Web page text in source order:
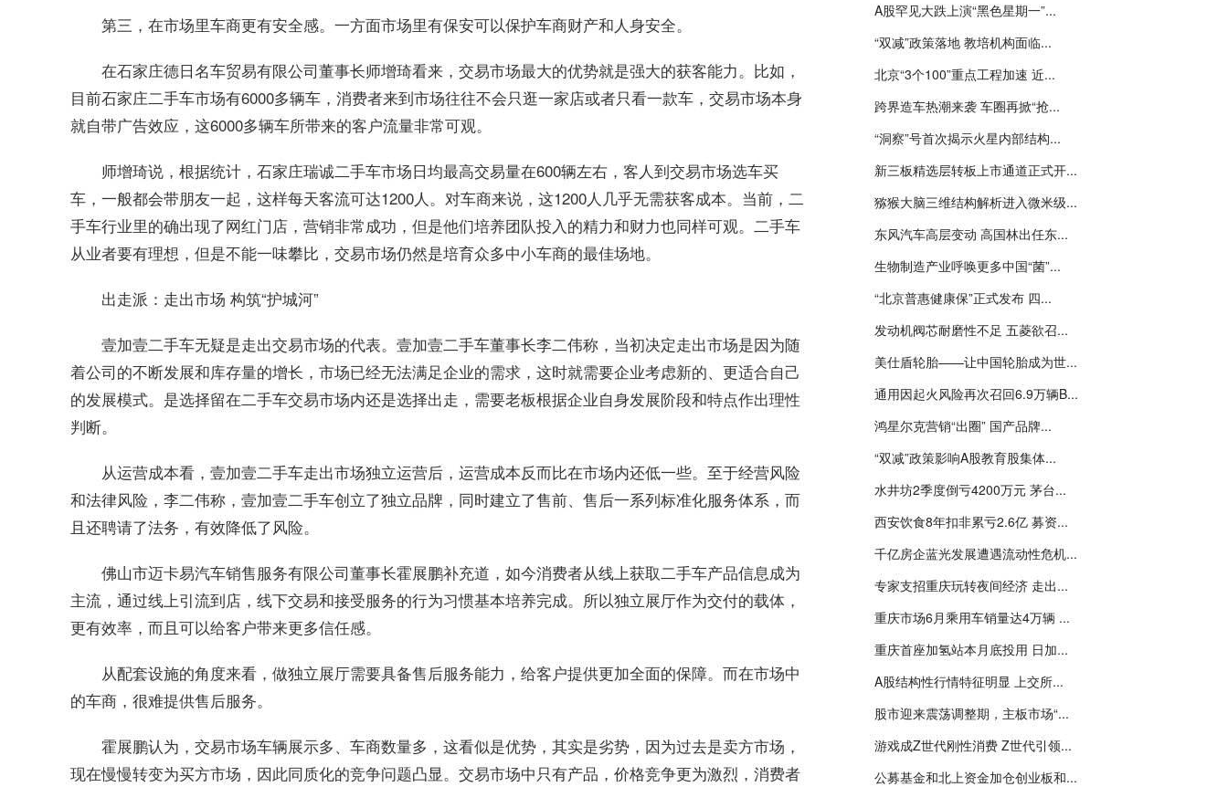
第三，在市场里车商更有安全感。一方面市场里有保安可以保护车商财产和人身安全。
在石家庄德日名车贸易有限公司董事长师增琦看来，交易市场最大的优势就是强大的获客能力。比如，
目前石家庄二手车市场有6000多辆车，消费者来到市场往往不会只逛一家店或者只看一款车，交易市场本身
就自带广告效应，这6000多辆车所带来的客户流量非常可观。
师增琦说，根据统计，石家庄瑞诚二手车市场日均最高交易量在600辆左右，客人到交易市场选车买
车，一般都会带朋友一起，这样每天客流可达1200人。对车商来说，这1200人几乎无需获客成本。当前，二
手车行业里的确出现了网红门店，营销非常成功，但是他们培养团队投入的精力和财力也同样可观。二手车
从业者要有理想，但是不能一味攀比，交易市场仍然是培育众多中小车商的最佳场地。
出走派：走出市场 构筑“护城河”
壹加壹二手车无疑是走出交易市场的代表。壹加壹二手车董事长李二伟称，当初决定走出市场是因为随
着公司的不断发展和库存量的增长，市场已经无法满足企业的需求，这时就需要企业考虑新的、更适合自己
的发展模式。是选择留在二手车交易市场内还是选择出走，需要老板根据企业自身发展阶段和特点作出理性
判断。
从运营成本看，壹加壹二手车走出市场独立运营后，运营成本反而比在市场内还低一些。至于经营风险
和法律风险，李二伟称，壹加壹二手车创立了独立品牌，同时建立了售前、售后一系列标准化服务体系，而
且还聘请了法务，有效降低了风险。
佛山市迈卡易汽车销售服务有限公司董事长霍展鹏补充道，如今消费者从线上获取二手车产品信息成为
主流，通过线上引流到店，线下交易和接受服务的行为习惯基本培养完成。所以独立展厅作为交付的载体，
更有效率，而且可以给客户带来更多信任感。
从配套设施的角度来看，做独立展厅需要具备售后服务能力，给客户提供更加全面的保障。而在市场中
的车商，很难提供售后服务。
霍展鹏认为，交易市场车辆展示多、车商数量多，这看似是优势，其实是劣势，因为过去是卖方市场，
现在慢慢转变为买方市场，因此同质化的竞争问题凸显。交易市场中只有产品，价格竞争更为激烈，消费者
A股罕见大跌上演“黑色星期一”...
“双减”政策落地 教培机构面临...
北京“3个100”重点工程加速 近...
跨界造车热潮来袭 车圈再掀“抢...
“洞察”号首次揭示火星内部结构...
新三板精选层转板上市通道正式开...
猕猴大脑三维结构解析进入微米级...
东风汽车高层变动 高国林出任东...
生物制造产业呼唤更多中国“菌”...
“北京普惠健康保”正式发布 四...
发动机阀芯耐磨性不足 五菱欲召...
美仕盾轮胎——让中国轮胎成为世...
通用因起火风险再次召回6.9万辆B...
鸿星尔克营销“出圈” 国产品牌...
“双减”政策影响A股教育股集体...
水井坊2季度倒亏4200万元 茅台...
西安饮食8年扣非累亏2.6亿 募资...
千亿房企蓝光发展遭遇流动性危机...
专家支招重庆玩转夜间经济 走出...
重庆市场6月乘用车销量达4万辆 ...
重庆首座加氢站本月底投用 日加...
A股结构性行情特征明显 上交所...
股市迎来震荡调整期，主板市场“...
游戏成Z世代刚性消费 Z世代引领...
公募基金和北上资金加仓创业板和...